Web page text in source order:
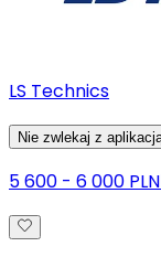
LS Technics
Nie zwlekaj z
5 600 - 6 000 PLN